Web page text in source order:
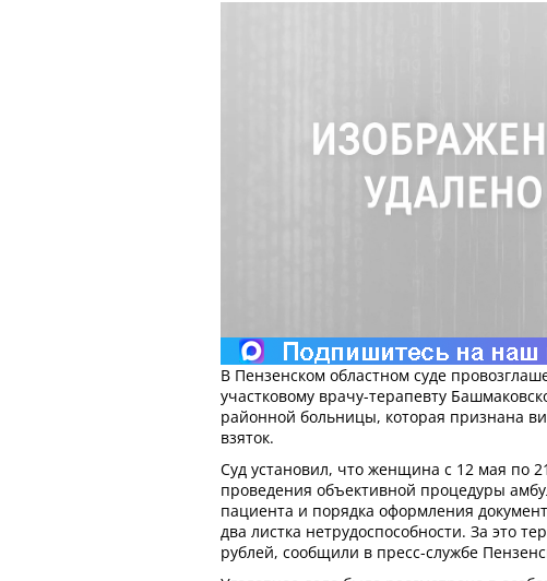
В Пензенском областном суде
участковому врачу-терапевту
районной больницы, которая признана
взяток.
Суд установил, что женщина с 12 мая по
проведения объективной процедуры
пациента и порядка оформления
два листка нетрудоспособности. За это
рублей, сообщили в пресс-службе